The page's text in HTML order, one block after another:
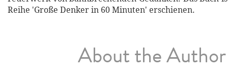
Reihe 'Große Denker in 60 Minuten' erschienen.
About the Author